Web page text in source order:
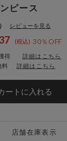
ピース
レビューを見る
30％OFF
得 詳細はこちら
ートに入れる
店舗在庫表示
料 詳細はこちら